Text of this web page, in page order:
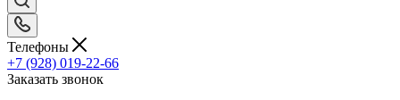
Телефоны
+7 (928) 019-22-66
Заказать звонок